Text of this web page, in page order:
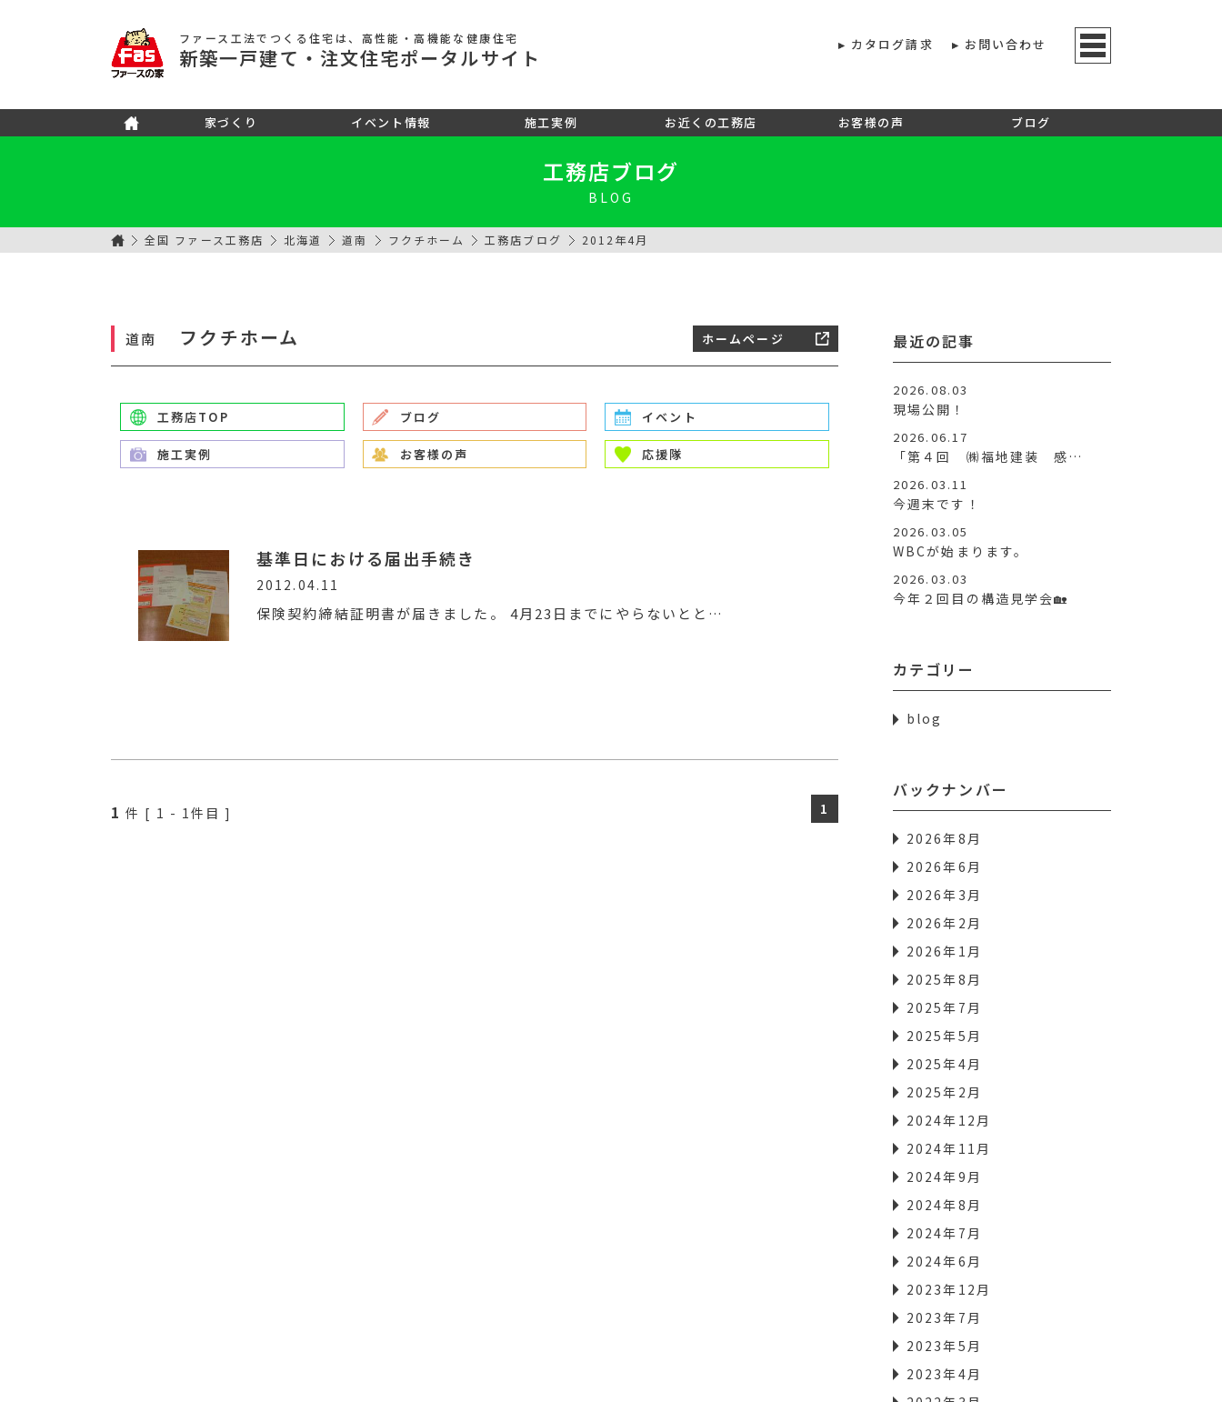
ファース工法でつくる住宅 は、高性能・高機能な健康住宅
新築一戸建て ・注文住宅ポータルサイト
カタログ請求 お問い合わせ
家づくり イベント情報 施工実例 お近くの工務店 お客様の声 ブログ
工務店ブログ
BLOG
全国 ファース工務店 北海道 道南 フクチホーム 工務店ブログ 2012年4月
道南 フクチホーム ホームページ
工務店TOP ブログ イベント
施工実例 お客様の声 応援隊
基準日における届出手続き
2012.04.11
保険契約締結証明書が届きました。 4月23日までにやらないとと…
1 件 [ 1 - 1件目 ] 1
最近の記事
2026.08.03
現場公開！
2026.06.17
「第４回 ㈱福地建装 感…
2026.03.11
今週末です！
2026.03.05
WBCが始まります。
2026.03.03
今年２回目の構造見学会🏡
カテゴリー
blog
バックナンバー
2026年8月
2026年6月
2026年3月
2026年2月
2026年1月
2025年8月
2025年7月
2025年5月
2025年4月
2025年2月
2024年12月
2024年11月
2024年9月
2024年8月
2024年7月
2024年6月
2023年12月
2023年7月
2023年5月
2023年4月